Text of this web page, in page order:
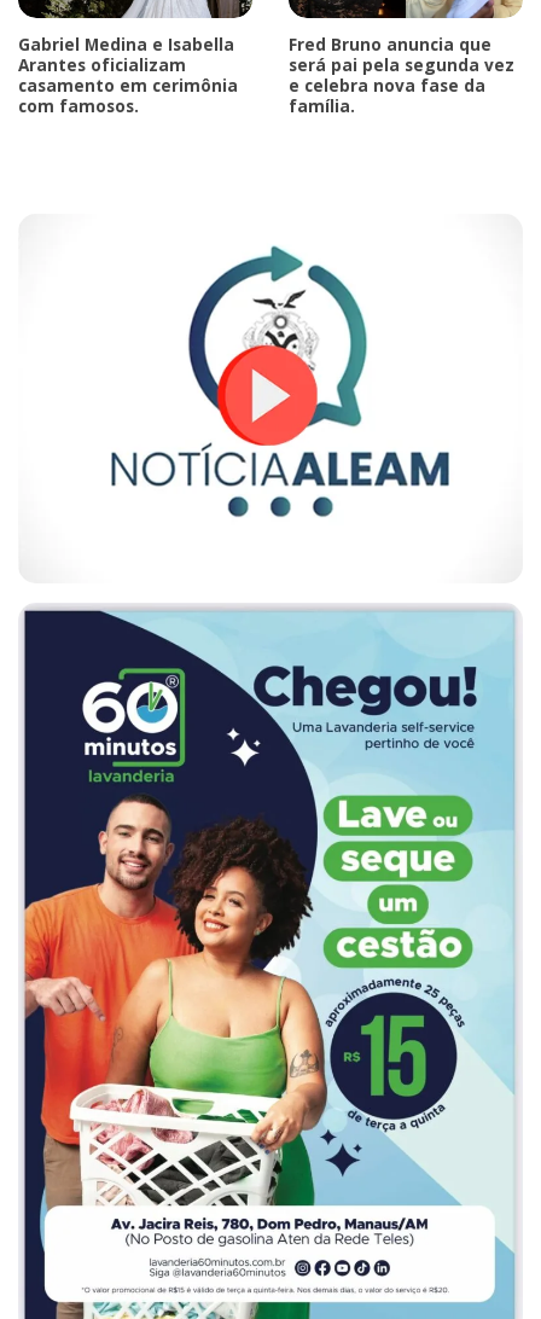
Gabriel Medina e Isabella
Arantes oficializam
casamento em cerimônia
com famosos.
Fred Bruno anuncia que
será pai pela segunda vez
e celebra nova fase da
família.